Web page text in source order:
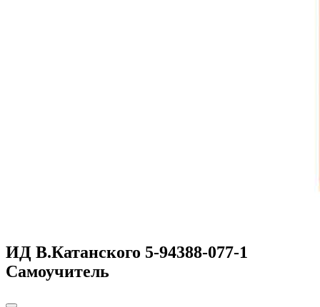
ИД В.Катанского 5-94388-077-1
Самоучитель